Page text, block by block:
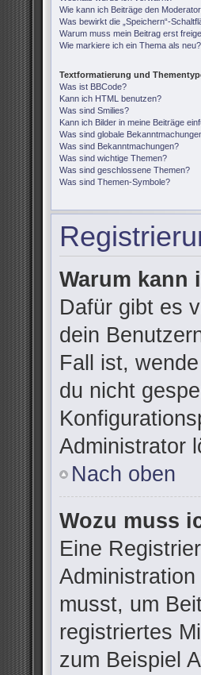
Wie kann ich Beiträge den
Was bewirkt die „Speichern“-
Warum muss mein Beitrag erst
Wie markiere ich ein Thema als neu?
Textformatierung und
Was ist BBCode?
Kann ich HTML benutzen?
Was sind Smilies?
Kann ich Bilder in meine Beiträge
Was sind globale
Was sind Bekanntmachungen?
Was sind wichtige Themen?
Was sind geschlossene Themen?
Was sind Themen-Symbole?
Warum kann
Dafür gibt es
dein
Fall ist,
du nicht
Administrator
Nach oben
Wozu muss
Eine
musst, um
registriertes
zum Beispiel